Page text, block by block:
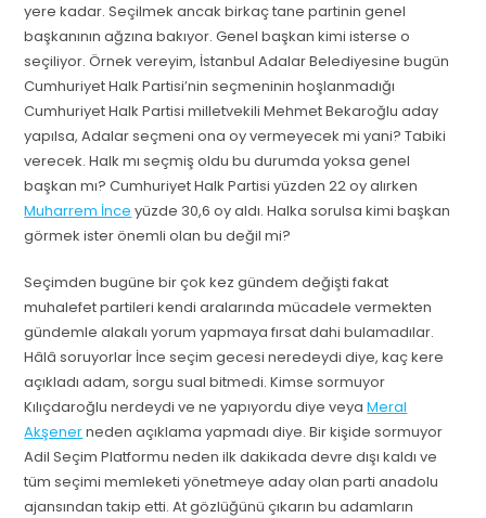
yere kadar. Seçilmek ancak birkaç tane partinin genel
başkanının ağzına bakıyor. Genel başkan kimi isterse o
seçiliyor. Örnek vereyim, İstanbul Adalar Belediyesine bugün
Cumhuriyet Halk Partisi’nin seçmeninin hoşlanmadığı
Cumhuriyet Halk Partisi milletvekili Mehmet Bekaroğlu aday
yapılsa, Adalar seçmeni ona oy vermeyecek mi yani? Tabiki
verecek. Halk mı seçmiş oldu bu durumda yoksa genel
başkan mı? Cumhuriyet Halk Partisi yüzden 22 oy alırken
Muharrem İnce yüzde 30,6 oy aldı. Halka sorulsa kimi başkan
görmek ister önemli olan bu değil mi?
Seçimden bugüne bir çok kez gündem değişti fakat
muhalefet partileri kendi aralarında mücadele vermekten
gündemle alakalı yorum yapmaya fırsat dahi bulamadılar.
Hâlâ soruyorlar İnce seçim gecesi neredeydi diye, kaç kere
açıkladı adam, sorgu sual bitmedi. Kimse sormuyor
Kılıçdaroğlu nerdeydi ve ne yapıyordu diye veyaMeral
Akşenerneden açıklama yapmadı diye. Bir kişide sormuyor
Adil Seçim Platformu neden ilk dakikada devre dışı kaldı ve
tüm seçimi memleketi yönetmeye aday olan parti anadolu
ajansından takip etti. At gözlüğünü çıkarın bu adamların